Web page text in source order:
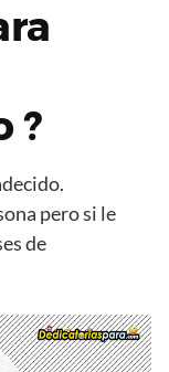
?
pero si le
de